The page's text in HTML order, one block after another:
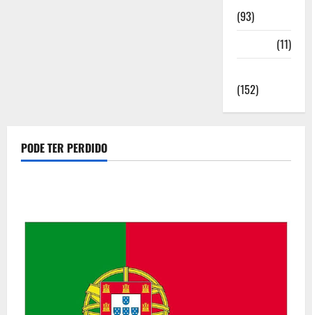
(93)
(11)
(152)
PODE TER PERDIDO